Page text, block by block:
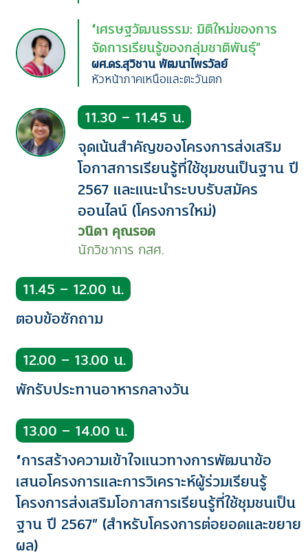
“เศรษฐวัฒนธรรม: มิติใหม่ของการ
จัดการเรียนรู้ของกลุ่มชาติพันธุ์”
ผศ.ดร.สุวิชาน พัฒนาไพรวัลย์
หัวหน้าภาคเหนือและตะวันตก
11.30 – 11.45 น.
จุดเน้นสำคัญของโครงการส่งเสริม
โอกาสการเรียนรู้ที่ใช้ชุมชนเป็นฐาน ปี
2567 และแนะนำระบบรับสมัคร
ออนไลน์ (โครงการใหม่)
วนิดา คุณรอด
นักวิชาการ กสศ.
11.45 – 12.00 น.
ตอบข้อซักถาม
12.00 – 13.00 น.
พักรับประทานอาหารกลางวัน
13.00 – 14.00 น.
“การสร้างความเข้าใจแนวทางการพัฒนาข้อ
เสนอโครงการและการวิเคราะห์ผู้ร่วมเรียนรู้
โครงการส่งเสริมโอกาสการเรียนรู้ที่ใช้ชุมชนเป็น
ฐาน ปี 2567” (สำหรับโครงการต่อยอดและขยาย
ผล)